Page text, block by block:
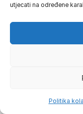
utjecati na određene
Politika
Pomoćni konobar /